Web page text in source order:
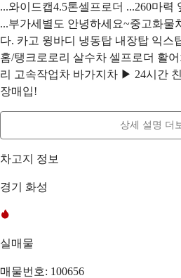
...와이드캡4.5톤셀프로더 ...260마력
...부가세별도 안녕하세요~중고화물
다. 카고 윙바디 냉동탑 내장탑 익스
홈/탱크로로리 살수차 셀프로더 활
리 고속작업차 바가지차 ▶ 24시간
장매입!
상세 설명 더
차고지 정보
경기 화성
실매물
매물번호: 100656